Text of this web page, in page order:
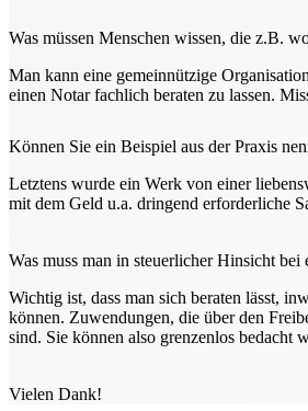
Was müssen Menschen wissen, die z.B.
Man kann eine gemeinnützige
einen Notar fachlich beraten zu lassen.
Können Sie ein Beispiel aus der Praxis
Letztens wurde ein Werk von einer
mit dem Geld u.a. dringend erforderliche
Was muss man in steuerlicher Hinsicht
Wichtig ist, dass man sich beraten lässt,
können. Zuwendungen, die über den
sind. Sie können also grenzenlos bedacht
Vielen Dank!